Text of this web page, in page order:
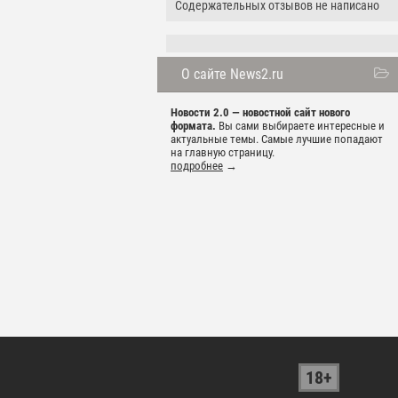
Содержательных отзывов не написано
О сайте News2.ru
Новости 2.0 — новостной сайт нового
формата. Вы сами выбираете интересные и
актуальные темы. Самые лучшие попадают
на главную страницу.
подробнее →
18+